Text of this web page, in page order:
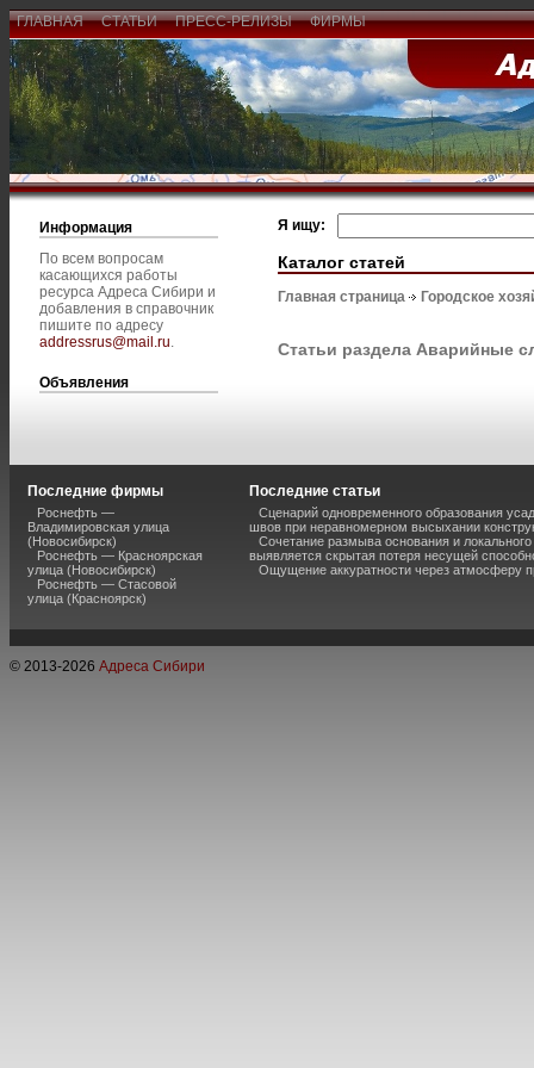
ГЛАВНАЯ СТАТЬИ ПРЕСС-РЕЛИЗЫ ФИРМЫ
Информация
По всем вопросам
касающихся работы
ресурса Адреса Сибири и
добавления в справочник
пишите по адресу
addressrus@mail.ru.
Объявления
Я ищу:
Каталог статей
Главная страница Городское
Статьи раздела Аварийные
Последние фирмы
Роснефть —
Владимировская улица
(Новосибирск)
Роснефть — Красноярская
улица (Новосибирск)
Роснефть — Стасовой
улица (Красноярск)
Последние статьи
Сценарий одновременного образования
швов при неравномерном высыхании
Сочетание размыва основания и
выявляется скрытая потеря несущей
Ощущение аккуратности через атмосферу
© 2013-2026 Адреса Сибири